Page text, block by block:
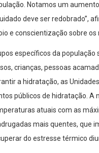
Notamos um
deve ser redobrado”,
e conscientização sobre os
específicos da
crianças, pessoas
a hidratação, as
públicos de hidratação. A
atuais com as
mais quentes, que
do estresse térmico